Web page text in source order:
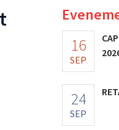
16
SEP
24
SEP